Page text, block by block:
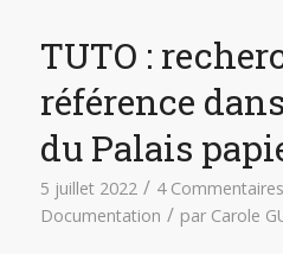
TUTO :
référence
du Palais
5 juillet 2022 / 4 Commentaires
Documentation / par Carole